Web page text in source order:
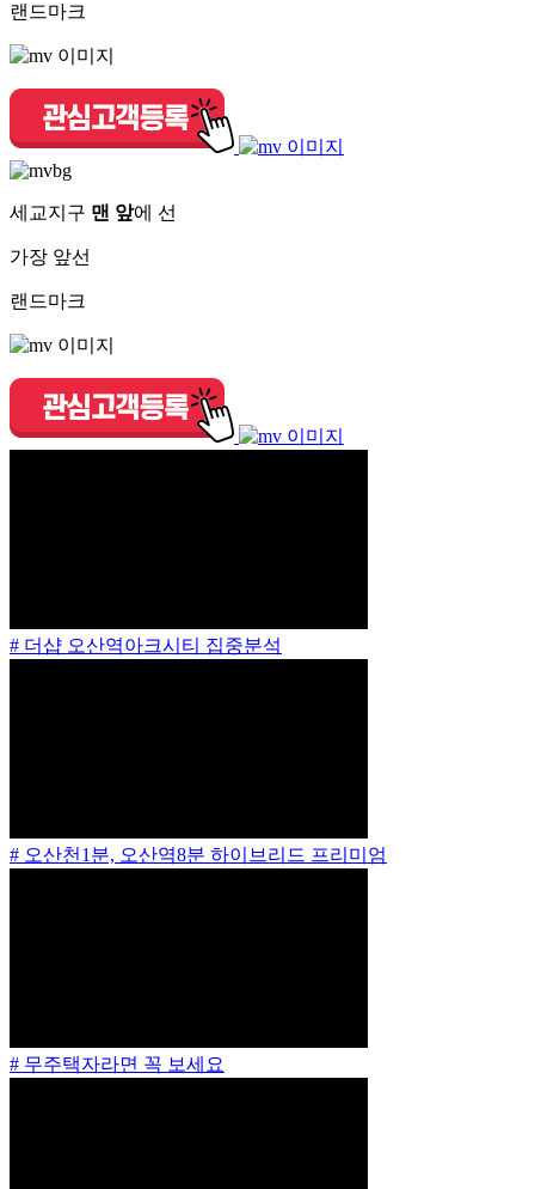
랜드마크
세교지구 맨 앞에 선
가장 앞선
랜드마크
# 더샵 오산역아크시티 집중분석
# 오산천1분, 오산역8분 하이브리드 프리미엄
# 무주택자라면 꼭 보세요